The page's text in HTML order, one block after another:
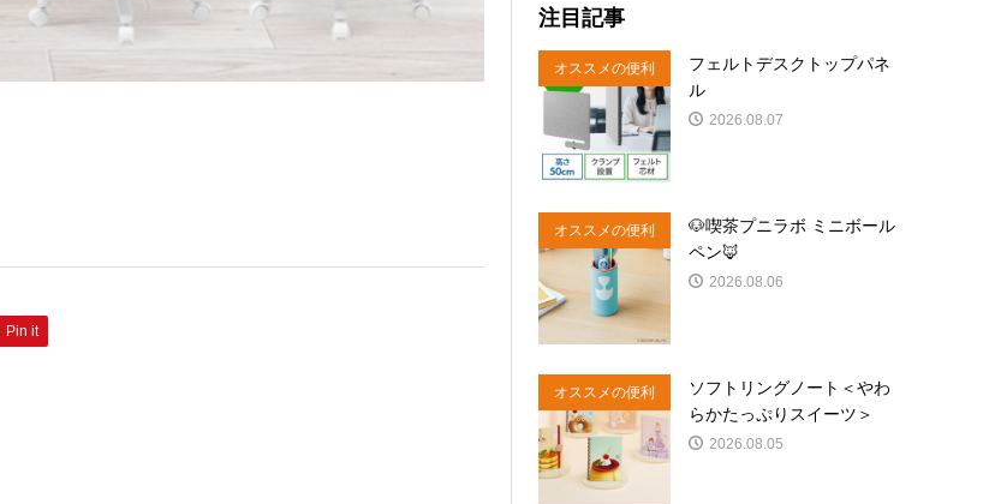
Pin it
注目記事
オススメの便利
商品
フェルトデスクトップパネ
ル
2026.08.07
オススメの便利
商品
🐶喫茶プニラボ ミニボール
ペン🦊
2026.08.06
オススメの便利
商品
ソフトリングノート＜やわ
らかたっぷりスイーツ＞
2026.08.05